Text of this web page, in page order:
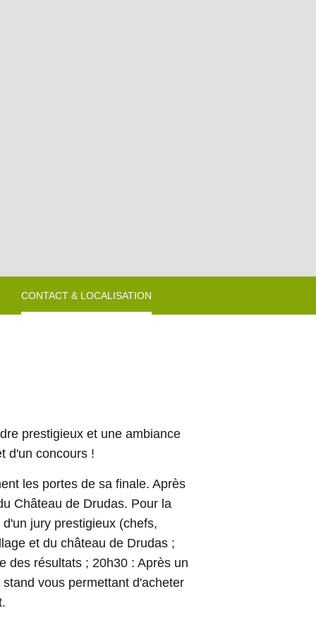
CONTACT & LOCALISATION
prestigieux et une ambiance
d'un concours !
les portes de sa finale. Après
Château de Drudas. Pour la
jury prestigieux (chefs,
et du château de Drudas ;
des résultats ; 20h30 : Après un
vous permettant d'acheter